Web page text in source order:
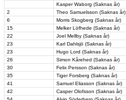
Kasper Waborg (Saknas år)
2
Theo Samuelsson (Saknas år)
6
Morris Skogberg (Saknas år)
15
Melker Löfhede (Saknas år)
22
Joel Mellby (Saknas år)
23
Karl Dahlsjö (Saknas år)
23
Hugo Lord (Saknas år)
26
Simon Kårehed (Saknas år)
30
Felix Persson (Saknas år)
35
Tiger Forsberg (Saknas år)
41
Samuel Eliasson (Saknas år)
42
Casper Olofsson (Saknas år)